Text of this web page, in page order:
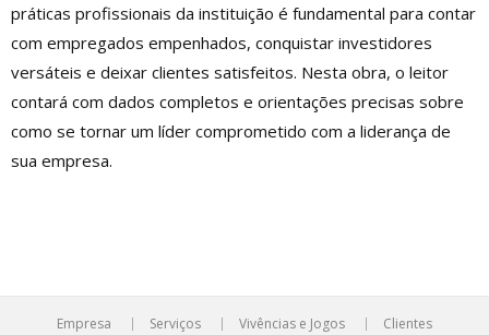
práticas profissionais da instituição é fundamental para contar
com empregados empenhados, conquistar investidores
versáteis e deixar clientes satisfeitos. Nesta obra, o leitor
contará com dados completos e orientações precisas sobre
como se tornar um líder comprometido com a liderança de
sua empresa.
Empresa Serviços Vivências e Jogos Clientes